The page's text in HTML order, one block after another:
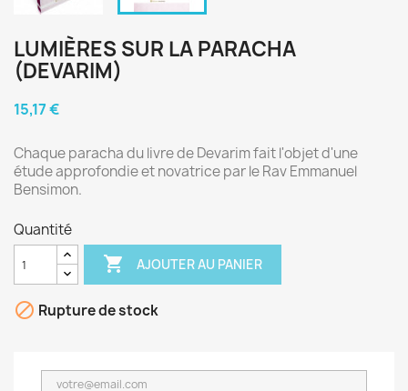
LUMIÈRES SUR LA PARACHA
(DEVARIM)
15,17 €
Chaque paracha du livre de Devarim fait l'objet d'une
étude approfondie et novatrice par le Rav Emmanuel
Bensimon.
Quantité
 AJOUTER AU PANIER
 Rupture de stock